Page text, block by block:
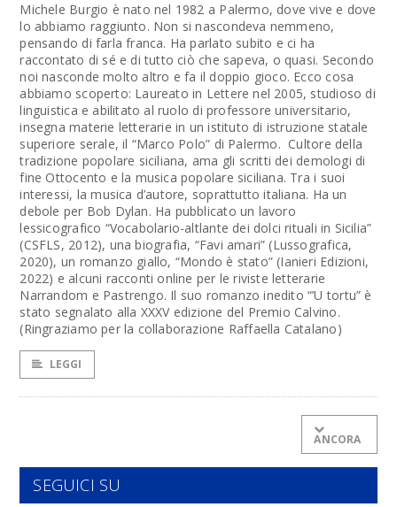
Michele Burgio è nato nel 1982 a Palermo, dove vive e dove
lo abbiamo raggiunto. Non si nascondeva nemmeno,
pensando di farla franca. Ha parlato subito e ci ha
raccontato di sé e di tutto ciò che sapeva, o quasi. Secondo
noi nasconde molto altro e fa il doppio gioco. Ecco cosa
abbiamo scoperto: Laureato in Lettere nel 2005, studioso di
linguistica e abilitato al ruolo di professore universitario,
insegna materie letterarie in un istituto di istruzione statale
superiore serale, il “Marco Polo” di Palermo. Cultore della
tradizione popolare siciliana, ama gli scritti dei demologi di
fine Ottocento e la musica popolare siciliana. Tra i suoi
interessi, la musica d’autore, soprattutto italiana. Ha un
debole per Bob Dylan. Ha pubblicato un lavoro
lessicografico “Vocabolario-altlante dei dolci rituali in Sicilia”
(CSFLS, 2012), una biografia, “Favi amari” (Lussografica,
2020), un romanzo giallo, “Mondo è stato” (Ianieri Edizioni,
2022) e alcuni racconti online per le riviste letterarie
Narrandom e Pastrengo. Il suo romanzo inedito “’U tortu” è
stato segnalato alla XXXV edizione del Premio Calvino.
(Ringraziamo per la collaborazione Raffaella Catalano)
LEGGI
ANCORA
SEGUICI SU